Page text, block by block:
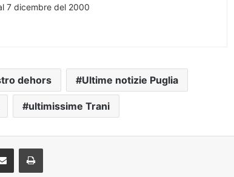
7 dicembre del 2000
dehors Ultime notizie Puglia
ultimissime Trani
Condividi via mail Stampa